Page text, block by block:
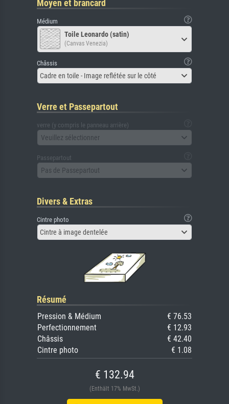
Moyen et brancard
Médium
Toile Leonardo (satin)
(Canvas Venezia)
Châssis
Cadre en toile - Image reflétée sur le côté
Verre et Passepartout
verre (y compris le panneau arrière)
Veuillez sélectionner
Passepartout
Pas de Passepartout
Divers & Extras
Cintre photo
Cintre à image dentelée
Résumé
Pression & Médium
€ 76.53
Perfectionnement
€ 12.93
Châssis
€ 42.40
Cintre photo
€ 1.08
€ 132.94
(Enthält 17% MwSt.)